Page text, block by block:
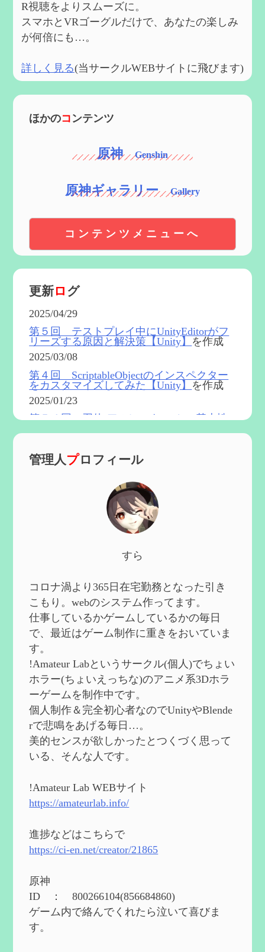
R視聴をよりスムーズに。
スマホとVRゴーグルだけで、あなたの楽しみ
が何倍にも…。
詳しく見る(当サークルWEBサイトに飛びます)
ほかのコ ンテンツ
原神
原神ギャラリー
コンテンツメニューへ
更新ロ グ
2025/04/29
第５回 テストプレイ中にUnityEditorがフ
リーズする原因と解決策【Unity】 を作成
2025/03/08
第４回 ScriptableObjectのインスペクター
をカスタマイズしてみた【Unity】 を作成
2025/01/23
第５４回 召使(アルレッキーノ)の基本性
第６０回 炎神マーヴィカの性能、探索に
第５９回 アチーブメント「対決者・２」
を作成
第５８回 集敵以外のすべてを持ってしま
ったサポーターシロネンの解説【2凸ま
2024/09/02
第５７回 アチーブメント「対決者・１」
を手に入れたい
を作成
2024/09/02
第５６回 ムアラニの簡易解説と使用感な
ど【0~1凸】
2024/08/11
第５５回 【無凸無モチ】エミリエを使っ
てみた感想を作成
2024/06/26
第４９回 フリーナの簡易性能紹介とテン
ションについての検証を更新
2024/05/12
能と3凸までを更新
2024/05/11
eを3BBB化してみた
2024/04/26
2024/04/03
第４８回 ヌヴィレットの性能と凸比較
更新
2024/2/10
管理人プロフィール
すら
コロナ渦より365日在宅勤務となった引き
こもり。webのシステム作ってます。
仕事しているかゲームしているかの毎日
で、最近はゲーム制作に重きをおいていま
す。
!Amateur Labというサークル(個人)でちょい
ホラー(ちょいえっちな)のアニメ系3Dホラ
ーゲームを制作中です。
個人制作＆完全初心者なのでUnityやBlende
rで悲鳴をあげる毎日…。
美的センスが欲しかったとつくづく思って
いる、そんな人です。
!Amateur Lab WEBサイト
https://amateurlab.info/
進捗などはこちらで
https://ci-en.net/creator/21865
原神
ID ： 800266104(856684860)
ゲーム内で絡んでくれたら泣いて喜びま
す。